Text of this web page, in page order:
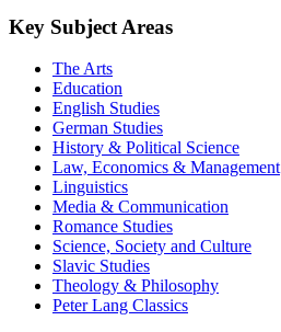
Key Subject Areas
The Arts
Education
English Studies
German Studies
History & Political Science
Law, Economics & Management
Linguistics
Media & Communication
Romance Studies
Science, Society and Culture
Slavic Studies
Theology & Philosophy
Peter Lang Classics